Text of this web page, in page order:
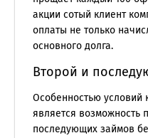
акции сотый клиент
оплаты не только
основного долга.
Второй и
Особенностью условий
является возможность
последующих займов